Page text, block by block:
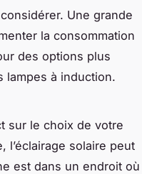
Une grande
la consommation
des options plus
lampes à induction.
sur le choix de votre
l’éclairage solaire peut
est dans un endroit où